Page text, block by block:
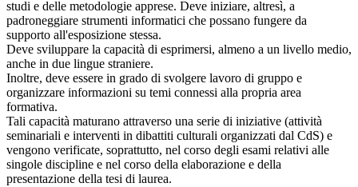
studi e delle metodologie apprese. Deve iniziare, altresì, a
padroneggiare strumenti informatici che possano fungere da
supporto all'esposizione stessa.
Deve sviluppare la capacità di esprimersi, almeno a un livello medio,
anche in due lingue straniere.
Inoltre, deve essere in grado di svolgere lavoro di gruppo e
organizzare informazioni su temi connessi alla propria area
formativa.
Tali capacità maturano attraverso una serie di iniziative (attività
seminariali e interventi in dibattiti culturali organizzati dal CdS) e
vengono verificate, soprattutto, nel corso degli esami relativi alle
singole discipline e nel corso della elaborazione e della
presentazione della tesi di laurea.